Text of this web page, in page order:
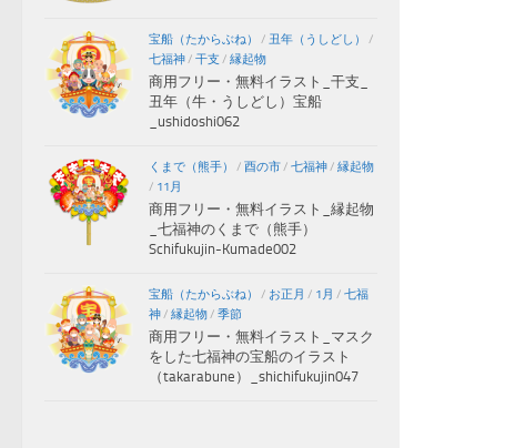
宝船（たからぶね） / 丑年（うしどし）
/
七福神/ 干支 / 縁起物
商用フリー・無料イラスト_干支_
丑年（牛・うしどし）宝船
_ushidoshi062
くまで（熊手） / 酉の市/ 七福神/ 縁起物
/ 11月
商用フリー・無料イラスト_縁起物
_七福神のくまで（熊手）
Schifukujin-Kumade002
宝船（たからぶね） / お正月 / 1月 / 七福
神/ 縁起物/ 季節
商用フリー・無料イラスト_マスク
をした七福神の宝船のイラスト
（takarabune）_shichifukujin047